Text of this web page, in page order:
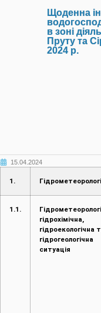
Щоденна
в зоні
Пруту та
2024 р.
15.04.2024
1.
1.1.
гідрохімічна,
гідроекологічна
гідрогеологічна
ситуація